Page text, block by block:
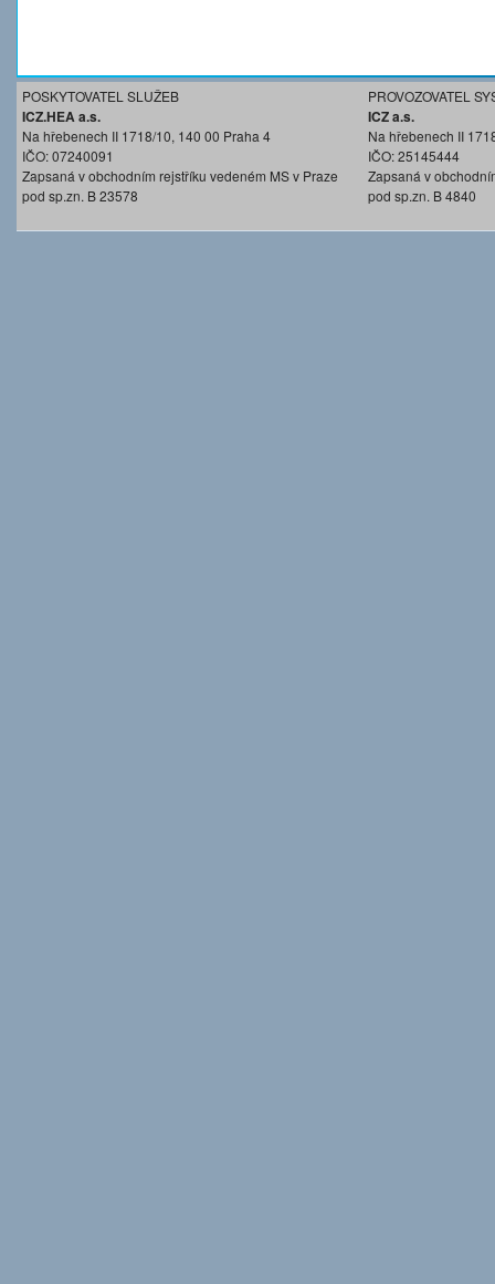
POSKYTOVATEL SLUŽEB
ICZ.HEA a.s.
Na hřebenech II 1718/10, 140 00 Praha 4
IČO: 07240091
Zapsaná v obchodním rejstříku vedeném MS v Praze
pod sp.zn. B 23578
PROVOZOVATEL
ICZ a.s.
Na hřebenech II
IČO: 25145444
Zapsaná v
pod sp.zn. B 4840